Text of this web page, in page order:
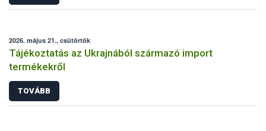
2026. május 21., csütörtök
Tájékoztatás az Ukrajnából származó import
termékekről
TOVÁBB